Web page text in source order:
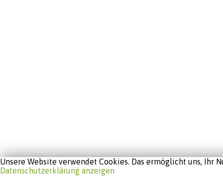
Unsere Website verwendet Cookies. Das ermöglicht uns,
Datenschutzerklärung anzeigen